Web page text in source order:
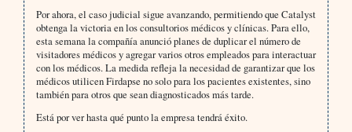
Por ahora, el caso judicial sigue avanzando, permitiendo que Catalyst
obtenga la victoria en los consultorios médicos y clínicas. Para ello,
esta semana la compañía anunció planes de duplicar el número de
visitadores médicos y agregar varios otros empleados para interactuar
con los médicos. La medida refleja la necesidad de garantizar que los
médicos utilicen Firdapse no solo para los pacientes existentes, sino
también para otros que sean diagnosticados más tarde.
Está por ver hasta qué punto la empresa tendrá éxito.